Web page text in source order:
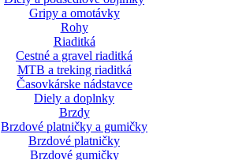
Gripy a omotávky
Rohy
Riaditká
Cestné a gravel riaditká
MTB a treking riaditká
Časovkárske nádstavce
Diely a doplnky
Brzdy
Brzdové platničky a gumičky
Brzdové platničky
Brzdové gumičky